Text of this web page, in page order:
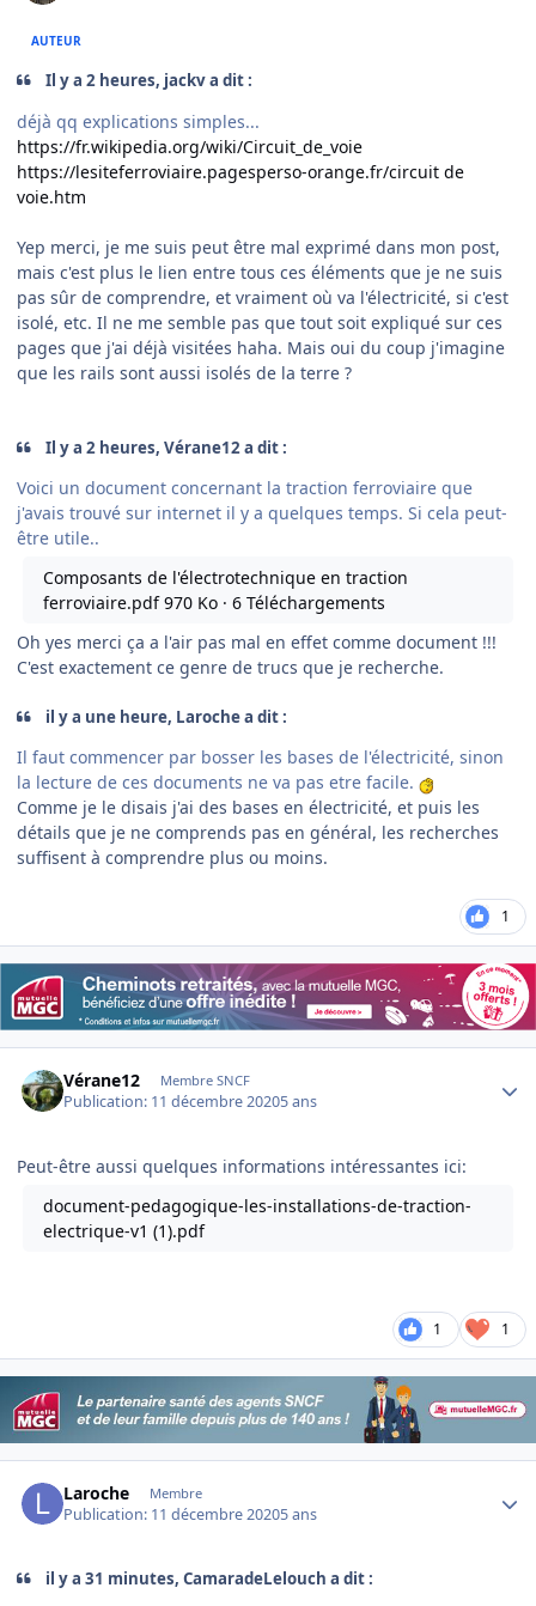
AUTEUR
Il y a 2 heures, jackv a dit :
déjà qq explications simples...
https://fr.wikipedia.org/wiki/Circuit_de_voie
https://lesiteferroviaire.pagesperso-orange.fr/circuit de
voie.htm
Yep merci, je me suis peut être mal exprimé dans mon post,
mais c'est plus le lien entre tous ces éléments que je ne suis
pas sûr de comprendre, et vraiment où va l'électricité, si c'est
isolé, etc. Il ne me semble pas que tout soit expliqué sur ces
pages que j'ai déjà visitées haha. Mais oui du coup j'imagine
que les rails sont aussi isolés de la terre ?
Il y a 2 heures, Vérane12 a dit :
Voici un document concernant la traction ferroviaire que
j'avais trouvé sur internet il y a quelques temps. Si cela peut-
être utile..
Composants de l'électrotechnique en traction
ferroviaire.pdf970 Ko · 6 Téléchargements
Oh yes merci ça a l'air pas mal en effet comme document !!!
C'est exactement ce genre de trucs que je recherche.
il y a une heure, Laroche a dit :
Il faut commencer par bosser les bases de l'électricité, sinon
la lecture de ces documents ne va pas etre facile.
Comme je le disais j'ai des bases en électricité, et puis les
détails que je ne comprends pas en général, les recherches
suffisent à comprendre plus ou moins.
1
Vérane12 Membre SNCF
Publication: 11 décembre 20205 ans
Peut-être aussi quelques informations intéressantes ici:
document-pedagogique-les-installations-de-traction-
electrique-v1 (1).pdf
1 1
Laroche Membre
Publication: 11 décembre 20205 ans
il y a 31 minutes, CamaradeLelouch a dit :